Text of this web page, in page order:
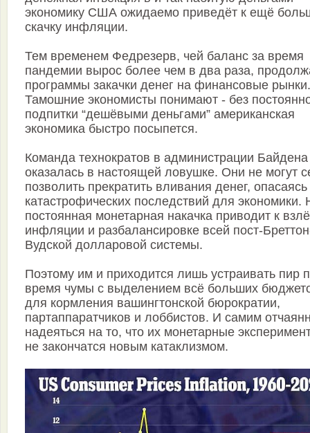
экономику США ожидаемо приведёт к ещё
скачку инфляции.
Тем временем Федрезерв, чей баланс за время
пандемии вырос более чем в два раза,
программы закачки денег на финансовые рынки.
Тамошние экономисты понимают - без
подпитки “дешёвыми деньгами” американская
экономика быстро посыпется.
Команда технократов в администрации Байдена
оказалась в настоящей ловушке. Они не могут
позволить прекратить вливания денег, опасаясь
катастрофических последствий для экономики.
постоянная монетарная накачка приводит к
инфляции и разбалансировке всей пост-
Вудской долларовой системы.
Поэтому им и приходится лишь устраивать пир
время чумы с выделением всё больших
для кормления вашингтонской бюрократии,
партаппаратчиков и лоббистов. И самим
надеяться на то, что их монетарные
не закончатся новым катаклизмом.